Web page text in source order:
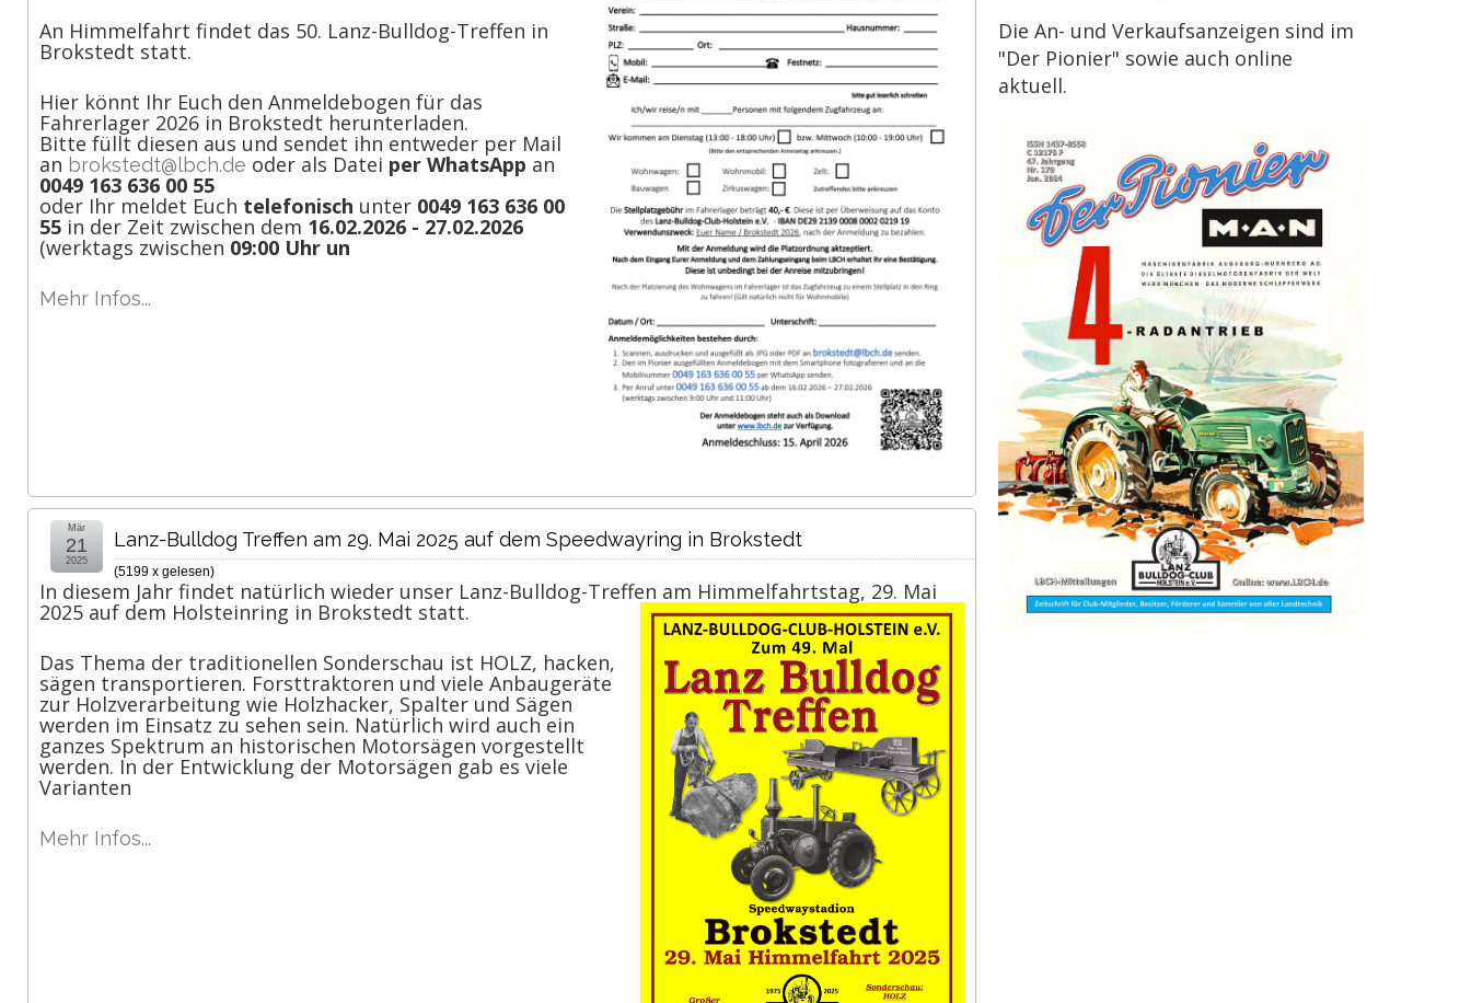
An Himmelfahrt findet das 50. Lanz-Bulldog-Treffen in
Brokstedt statt.
Hier könnt Ihr Euch den Anmeldebogen für das
Fahrerlager 2026 in Brokstedt herunterladen.
Bitte füllt diesen aus und sendet ihn entweder per Mail
an brokstedt@lbch.de oder als Datei per WhatsApp an
0049 163 636 00 55
oder Ihr meldet Euch telefonisch unter 0049 163 636 00
55 in der Zeit zwischen dem 16.02.2026 - 27.02.2026
(werktags zwischen 09:00 Uhr un
Mehr Infos...
Lanz-Bulldog Treffen am 29. Mai 2025 auf dem Speedwayring in Brokstedt
(5199 x gelesen)
Mär
21
2025
In diesem Jahr findet natürlich wieder unser Lanz-Bulldog-Treffen am Himmelfahrtstag, 29. Mai
2025 auf dem Holsteinring in Brokstedt statt.
Das Thema der traditionellen Sonderschau ist HOLZ, hacken,
sägen transportieren. Forsttraktoren und viele Anbaugeräte
zur Holzverarbeitung wie Holzhacker, Spalter und Sägen
werden im Einsatz zu sehen sein. Natürlich wird auch ein
ganzes Spektrum an historischen Motorsägen vorgestellt
werden. In der Entwicklung der Motorsägen gab es viele
Varianten
Mehr Infos...
Die An- und Verkaufsanzeigen sind im
"Der Pionier" sowie auch online
aktuell.